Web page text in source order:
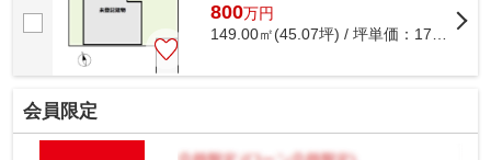
800万円
149.00㎡(45.07坪) / 坪単価： 17.75 万円
会員限定